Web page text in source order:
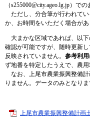
（s255000@city.ageo.lg.jp）で
ただし、分合筆が行われて
か、お時間をいただく場合があ
大まかな区域であれば、以下
確認が可能ですが、​随時更新
反映されていません。 参考利用
ず地番を特定したうえで、農
なお、​上尾市農業振興整備
りません。データのみとなりま
上尾市農業振興整備計画